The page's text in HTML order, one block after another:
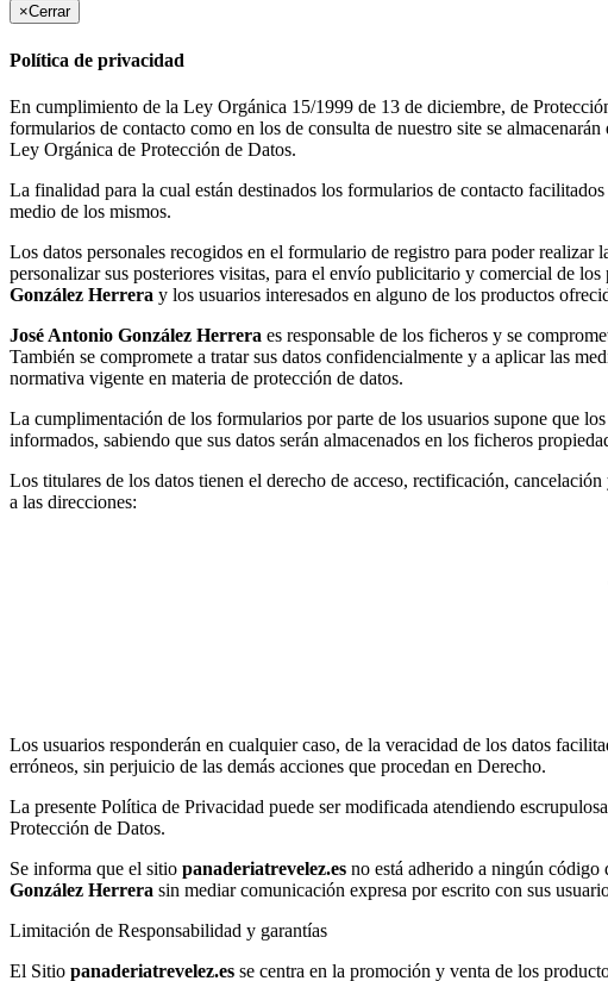
×Cerrar
Política de privacidad
En cumplimiento de la Ley Orgánica 15/1999 de 13 de diciembre, de
formularios de contacto como en los de consulta de nuestro site se
Ley Orgánica de Protección de Datos.
La finalidad para la cual están destinados los formularios de contacto
medio de los mismos.
Los datos personales recogidos en el formulario de registro para poder realizar
personalizar sus posteriores visitas, para el envío publicitario y comercial de
González Herrera y los usuarios interesados en alguno de los productos
José Antonio González Herrera es responsable de los ficheros y se
También se compromete a tratar sus datos confidencialmente y a aplicar las
normativa vigente en materia de protección de datos.
La cumplimentación de los formularios por parte de los usuarios supone que
informados, sabiendo que sus datos serán almacenados en los ficheros
Los titulares de los datos tienen el derecho de acceso, rectificación,
a las direcciones:
Los usuarios responderán en cualquier caso, de la veracidad de los datos
erróneos, sin perjuicio de las demás acciones que procedan en Derecho.
La presente Política de Privacidad puede ser modificada atendiendo
Protección de Datos.
Se informa que el sitio panaderiatrevelez.es no está adherido a ningún
González Herrera sin mediar comunicación expresa por escrito con sus
Limitación de Responsabilidad y garantías
El Sitio panaderiatrevelez.es se centra en la promoción y venta de los